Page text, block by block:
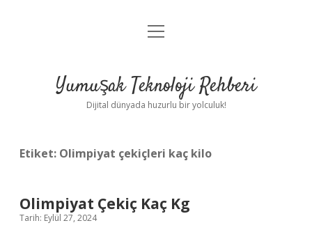
Anasayfa
Yasal Uyarı
menüyü
Yumuşak Teknoloji Rehberi
Dijital dünyada huzurlu bir yolculuk!
Etiket: Olimpiyat çekiçleri kaç kilo
Olimpiyat Çekiç Kaç Kg
Tarih: Eylül 27, 2024